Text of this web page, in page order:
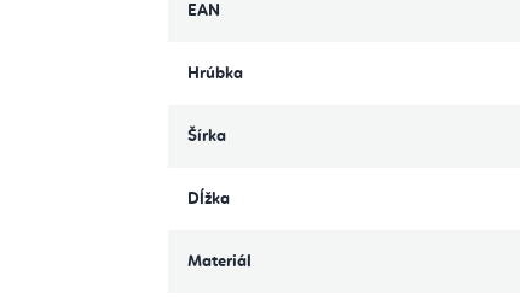
EAN
Hrúbka
Šírka
Dĺžka
Materiál